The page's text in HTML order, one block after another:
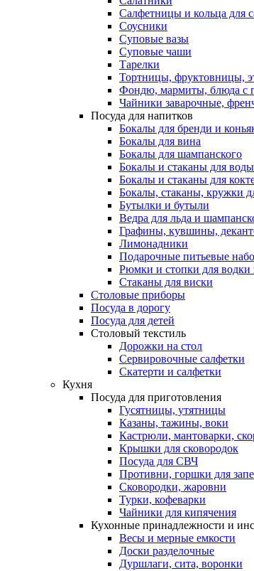
Салфетницы и кольца для
Соусники
Суповые вазы
Суповые чаши
Тарелки
Тортницы, фруктовницы,
Фондю, мармиты, блюда с
Чайники заварочные,
Посуда для напитков
Бокалы для бренди и
Бокалы для вина
Бокалы для шампанского
Бокалы и стаканы для воды
Бокалы и стаканы для
Бокалы, стаканы, кружки
Бутылки и бутыли
Ведра для льда и
Графины, кувшины,
Лимонадники
Подарочные питьевые
Рюмки и стопки для водки
Стаканы для виски
Столовые приборы
Посуда в дорогу
Посуда для детей
Столовый текстиль
Дорожки на стол
Сервировочные салфетки
Скатерти и салфетки
Кухня
Посуда для приготовления
Гусятницы, утятницы
Казаны, тажины, воки
Кастрюли, мантоварки,
Крышки для сковородок
Посуда для СВЧ
Противни, горшки для
Сковородки, жаровни
Турки, кофеварки
Чайники для кипячения
Кухонные принадлежности и
Весы и мерные емкости
Доски разделочные
Дуршлаги, сита, воронки